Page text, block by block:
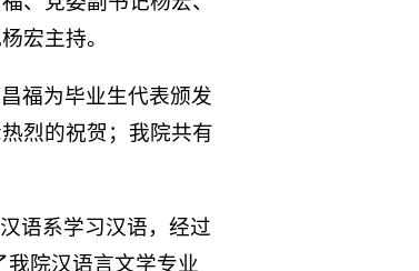
宏主持。
福为毕业生代表颁发
烈的祝贺；我院共有
语系学习汉语，经过
我院汉语言文学专业